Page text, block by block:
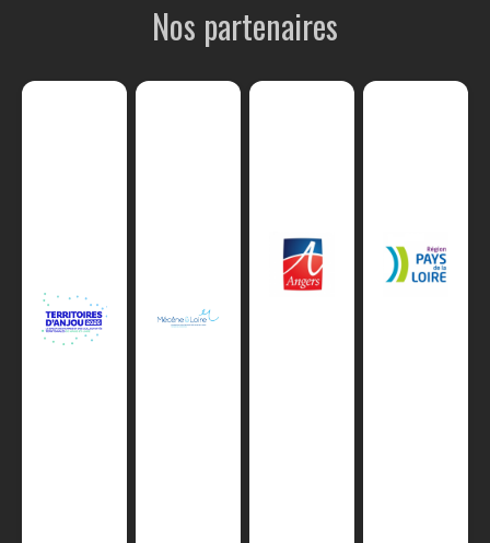
Nos partenaires